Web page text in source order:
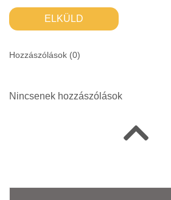
ELKÜLD
Hozzászólások (0)
Nincsenek hozzászólások